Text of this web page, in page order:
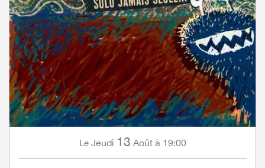
Le Jeudi 13 Août à 19:00